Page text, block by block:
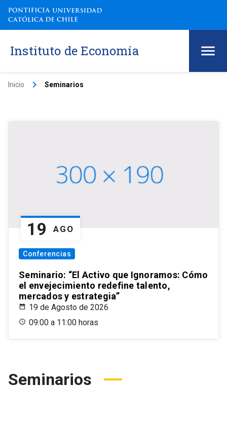
Instituto de Economía
Inicio keyboard_arrow_right Seminarios
19 AGO
Conferencias
Seminario: “El Activo que Ignoramos: Cómo
el envejecimiento redefine talento,
mercados y estrategia”
19 de Agosto de 2026
09:00 a 11:00 horas
Seminarios